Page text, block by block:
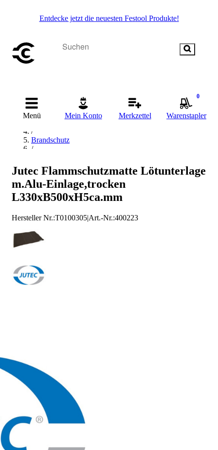
Entdecke jetzt die neuesten Festool Produkte!
Menü Mein Konto Merkzettel
0
Warenstapler
Startseite
/
/
Brandschutz
/
Jutec Hitzeschutzgewebe & Flammschutzmatte
Jutec Flammschutzmatte Lötunterlage
m.Alu-Einlage,trocken
L330xB500xH5ca.mm
Hersteller Nr.:T0100305|Art.-Nr.:400223